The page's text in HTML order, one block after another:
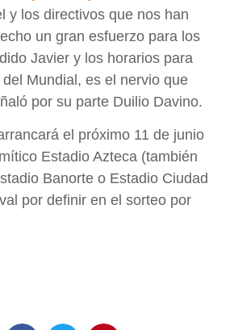
y los directivos que nos han
un gran esfuerzo para los
Javier y los horarios para
Mundial, es el nervio que
por su parte Duilio Davino.
el próximo 11 de junio
Estadio Azteca (también
Banorte o Estadio Ciudad
por definir en el sorteo por